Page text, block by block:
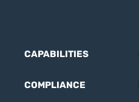
CAPABILITIES
COMPLIANCE